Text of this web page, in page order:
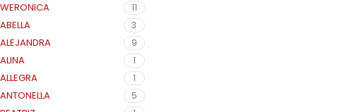
WERONICA 11
ABELLA 3
ALEJANDRA 9
ALINA 1
ALLEGRA 1
ANTONELLA 5